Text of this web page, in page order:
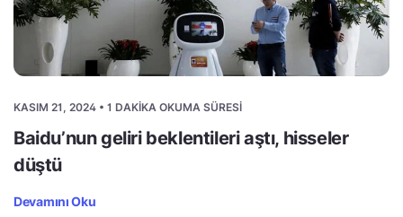
KASIM 21, 2024 • 1 DAKIKA OKUMA SÜRESI
Baidu’nun geliri beklentileri aştı, hisseler
düştü
Devamını Oku